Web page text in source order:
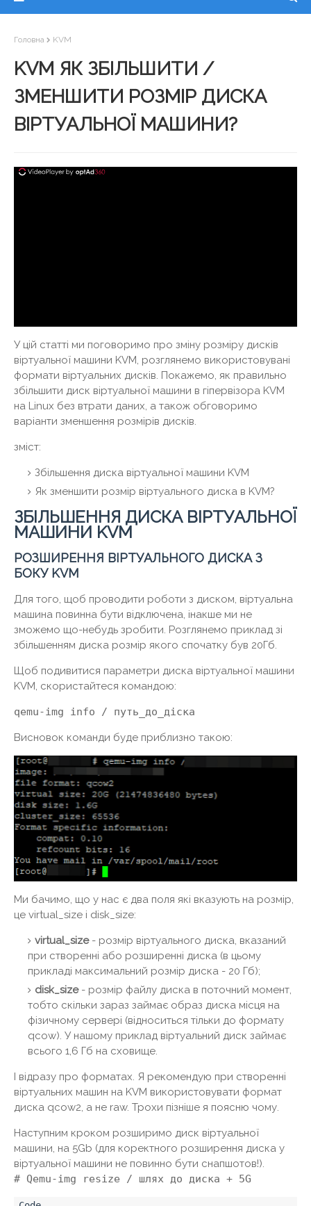
Головна KVM
KVM ЯК ЗБІЛЬШИТИ /
ЗМЕНШИТИ РОЗМІР ДИСКА
ВІРТУАЛЬНОЇ МАШИНИ?
У цій статті ми поговоримо про зміну розміру дисків
віртуальної машини KVM, розглянемо використовувані
формати віртуальних дисків. Покажемо, як правильно
збільшити диск віртуальної машини в гіпервізора KVM
на Linux без втрати даних, а також обговоримо
варіанти зменшення розмірів дисків.
зміст:
Збільшення диска віртуальної машини KVM
Як зменшити розмір віртуального диска в KVM?
ЗБІЛЬШЕННЯ ДИСКА ВІРТУАЛЬНОЇ
МАШИНИ KVM
РОЗШИРЕННЯ ВІРТУАЛЬНОГО ДИСКА З
БОКУ KVM
Для того, щоб проводити роботи з диском, віртуальна
машина повинна бути відключена, інакше ми не
зможемо що-небудь зробити. Розглянемо приклад зі
збільшенням диска розмір якого спочатку був 20Гб.
Щоб подивитися параметри диска віртуальної машини
KVM, скористайтеся командою:
qemu-img info / путь_до_діска
Висновок команди буде приблизно такою:
Ми бачимо, що у нас є два поля які вказують на розмір,
це virtual_size і disk_size:
virtual_size- розмір віртуального диска, вказаний
при створенні або розширенні диска (в цьому
прикладі максимальний розмір диска - 20 Гб);
disk_size- розмір файлу диска в поточний момент,
тобто скільки зараз займає образ диска місця на
фізичному сервері (відноситься тільки до формату
qcow). У нашому приклад віртуальний диск займає
всього 1,6 Гб на сховище.
І відразу про форматах. Я рекомендую при створенні
віртуальних машин на KVM використовувати формат
диска qcow2, а не raw. Трохи пізніше я поясню чому.
Наступним кроком розширимо диск віртуальної
машини, на 5Gb (для коректного розширення диска у
віртуальної машини не повинно бути снапшотов!).
# Qemu-img resize / шлях до диска + 5G